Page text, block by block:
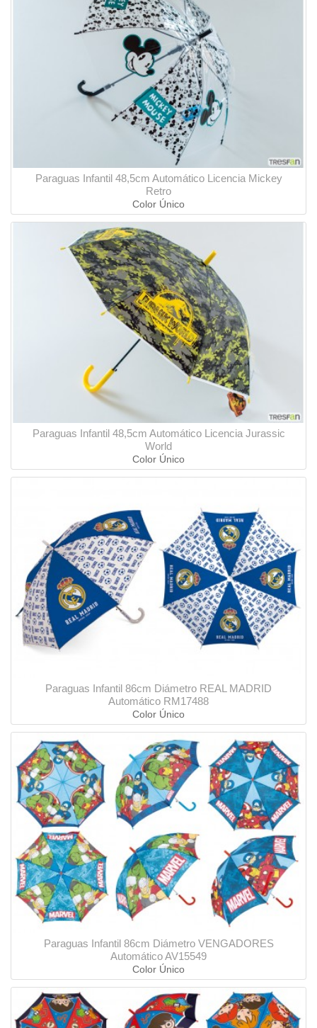
Paraguas Infantil 48,5cm Automático Licencia Mickey
Retro
Color Único
Paraguas Infantil 48,5cm Automático Licencia Jurassic
World
Color Único
Paraguas Infantil 86cm Diámetro REAL MADRID
Automático RM17488
Color Único
Paraguas Infantil 86cm Diámetro VENGADORES
Automático AV15549
Color Único